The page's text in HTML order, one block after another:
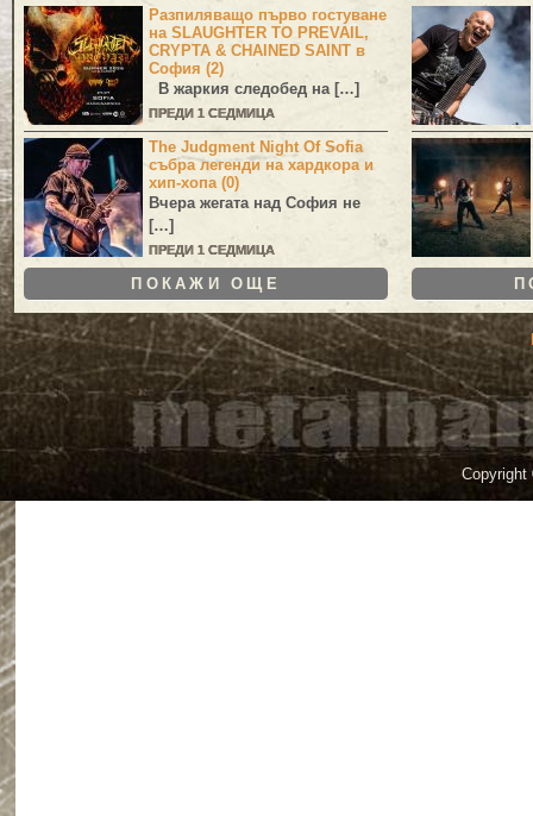
Разпиляващо първо гостуване
на SLAUGHTER TO PREVAIL,
CRYPTA & CHAINED SAINT в
София (2)
В жаркия следобед на […]
ПРЕДИ 1 СЕДМИЦА
The Judgment Night Of Sofia
събра легенди на хардкора и
хип-хопа (0)
Вчера жегата над София не
[…]
ПРЕДИ 1 СЕДМИЦА
ПОКАЖИ ОЩЕ